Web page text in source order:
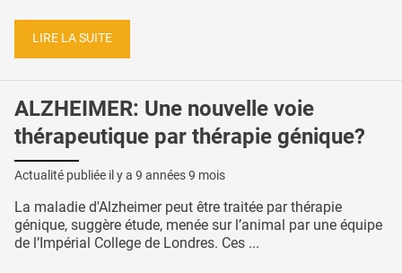
LIRE LA SUITE
ALZHEIMER: Une nouvelle voie
thérapeutique par thérapie génique?
Actualité publiée il y a 9 années 9 mois
La maladie d'Alzheimer peut être traitée par thérapie
génique, suggère étude, menée sur l’animal par une équipe
de l’Impérial College de Londres. Ces ...